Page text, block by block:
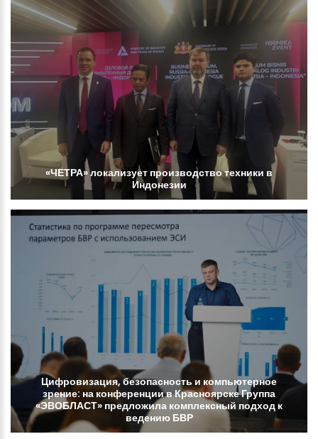
«ЧЕТРА»локализует производствотехники в
Индонезии
Цифровизация, безопасность и компьютерное
зрение: на конференциивКрасноярскеГруппа
«ЭВОБЛАСТ» предложила комплексный подход к
ведению БВР